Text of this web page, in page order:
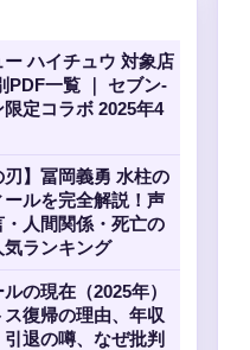
ー ハイチュウ 対象店
PDF一覧 ｜ セブン-
限定コラボ 2025年4
刃】冨岡義勇 水柱の
ールを完全解説！声
・人間関係・死亡の
気ランキング
の現在（2025年）
ス復帰の理由、年収
退の噂、なぜ批判